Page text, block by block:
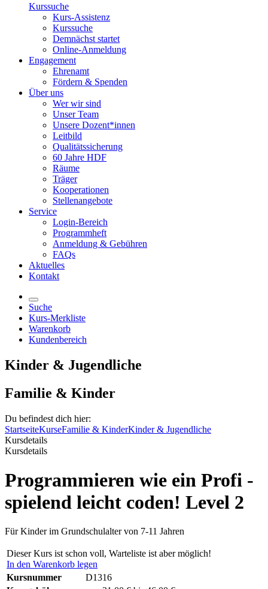
Kurssuche
Kurs-Assistenz
Kurssuche
Demnächst startet
Online-Anmeldung
Engagement
Ehrenamt
Fördern & Spenden
Über uns
Wer wir sind
Unser Team
Unsere Dozent*innen
Leitbild
Qualitätssicherung
60 Jahre HDF
Räume
Träger
Kooperationen
Stellenangebote
Service
Login-Bereich
Programmheft
Anmeldung & Gebühren
FAQs
Aktuelles
Kontakt
Suche
Kurs-Merkliste
Warenkorb
Kundenbereich
Kinder & Jugendliche
Familie & Kinder
Du befindest dich hier:
StartseiteKurseFamilie & KinderKinder & Jugendliche
Kursdetails
Kursdetails
Programmieren wie ein Profi -
spielend leicht coden! Level 2
Für Kinder im Grundschulalter von 7-11 Jahren
Dieser Kurs ist schon voll, Warteliste ist aber möglich!
In den Warenkorb legen
Kursnummer
D1316